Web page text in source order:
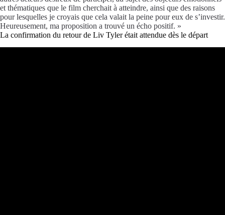
et thématiques que le film cherchait à atteindre, ainsi que des raisons
pour lesquelles je croyais que cela valait la peine pour eux de s’investir.
Heureusement, ma proposition a trouvé un écho positif. »
La confirmation du retour de Liv Tyler était attendue dès le départ